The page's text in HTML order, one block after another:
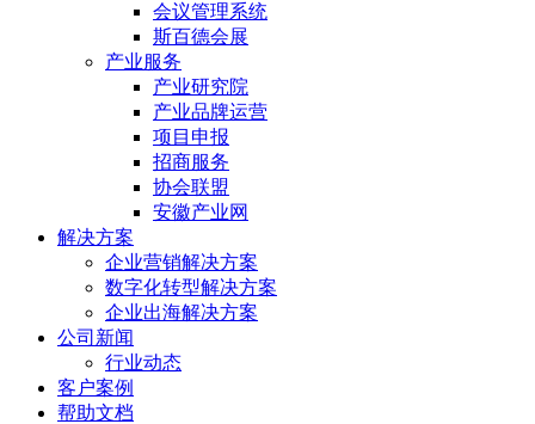
会议管理系统
斯百德会展
产业服务
产业研究院
产业品牌运营
项目申报
招商服务
协会联盟
安徽产业网
解决方案
企业营销解决方案
数字化转型解决方案
企业出海解决方案
公司新闻
行业动态
客户案例
帮助文档